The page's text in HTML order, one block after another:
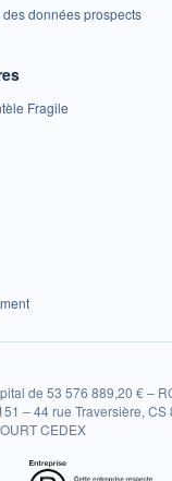
données prospects
Fragile
de 53 576 889,20 € –
– 44 rue Traversière,
CEDEX